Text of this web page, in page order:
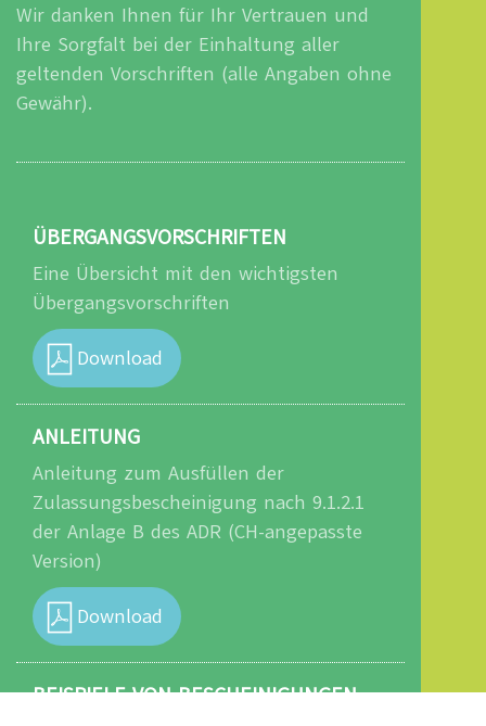
Wir danken Ihnen für Ihr Vertrauen und
Ihre Sorgfalt bei der Einhaltung aller
geltenden Vorschriften (alle Angaben ohne
Gewähr).
ÜBERGANGSVORSCHRIFTEN
Eine Übersicht mit den wichtigsten
Übergangsvorschriften
Download
ANLEITUNG
Anleitung zum Ausfüllen der
Zulassungsbescheinigung nach 9.1.2.1
der Anlage B des ADR (CH-angepasste
Version)
Download
BEISPIELE VON BESCHEINIGUNGEN